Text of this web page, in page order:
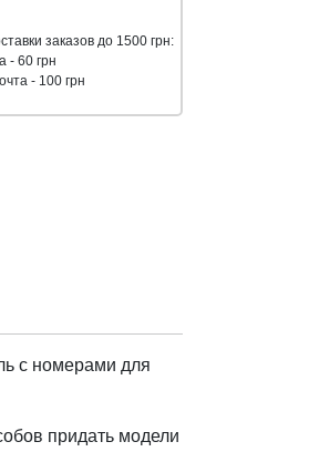
заказов до 1500 грн:
- 60 грн
- 100 грн
с номерами для
придать модели